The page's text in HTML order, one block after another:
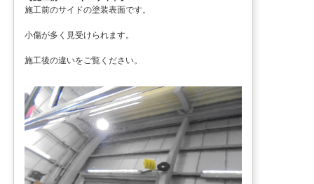
施工前のサイドの塗装表面です。
小傷が多く見受けられます。
施工後の違いをご覧ください。